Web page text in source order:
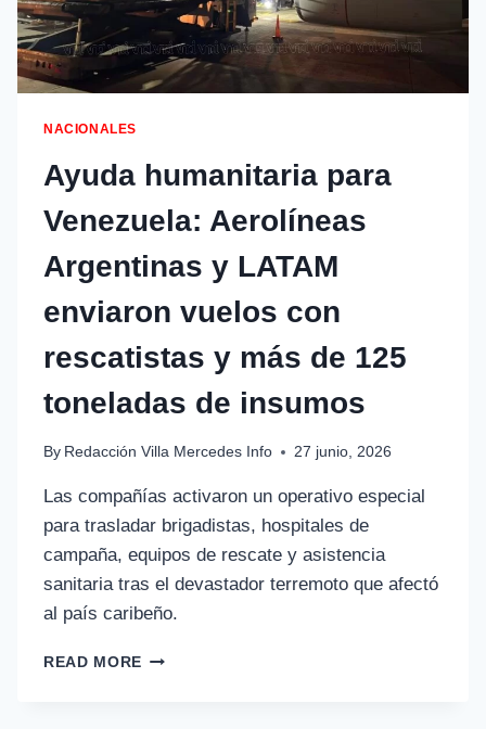
NACIONALES
Ayuda humanitaria para
Venezuela: Aerolíneas
Argentinas y LATAM
enviaron vuelos con
rescatistas y más de 125
toneladas de insumos
By Redacción Villa Mercedes Info 27 junio, 2026
Las compañías activaron un operativo especial
para trasladar brigadistas, hospitales de
campaña, equipos de rescate y asistencia
sanitaria tras el devastador terremoto que afectó
al país caribeño.
READ MORE